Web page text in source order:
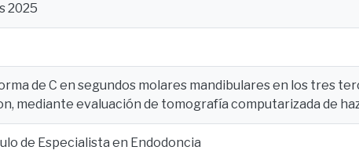
2025
de C en segundos molares mandibulares en los tres
mediante evaluación de tomografía computarizada de
de Especialista en Endodoncia